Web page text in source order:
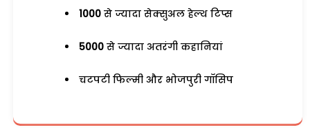
1000 से ज्यादा सेक्सुअल हेल्थ टिप्स
5000 से ज्यादा अतरंगी कहानियां
चटपटी फिल्मी और भोजपुरी गॉसिप